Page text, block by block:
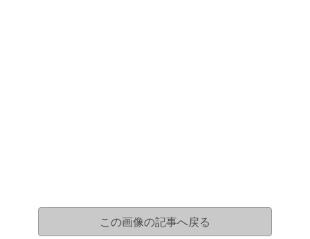
この画像の記事へ戻る